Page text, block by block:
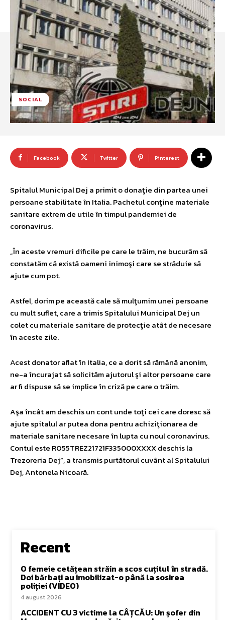
SOCIAL
Facebook Twitter Pinterest
Spitalul Municipal Dej a primit o donaţie din partea unei
persoane stabilitate în Italia. Pachetul conţine materiale
sanitare extrem de utile în timpul pandemiei de
coronavirus.
„În aceste vremuri dificile pe care le trăim, ne bucurăm să
constatăm că există oameni inimoşi care se străduie să
ajute cum pot.
Astfel, dorim pe această cale să mulţumim unei persoane
cu mult suflet, care a trimis Spitalului Municipal Dej un
colet cu materiale sanitare de protecţie atât de necesare
în aceste zile.
Acest donator aflat în Italia, ce a dorit să rămână anonim,
ne-a încurajat să solicităm ajutorul şi altor persoane care
ar fi dispuse să se implice în criză pe care o trăim.
Aşa încât am deschis un cont unde toţi cei care doresc să
ajute spitalul ar putea dona pentru achiziţionarea de
materiale sanitare necesare în lupta cu noul coronavirus.
Contul este RO55TREZ21721F335000XXXX deschis la
Trezoreria Dej”, a transmis purtătorul cuvânt al Spitalului
Dej, Antonela Nicoară.
Recent
O femeie cetățean străin a scos cuțitul în stradă.
Doi bărbați au imobilizat-o până la sosirea
poliției (VIDEO)
4 august 2026
ACCIDENT CU 3 victime la CÂȚCĂU: Un șofer din